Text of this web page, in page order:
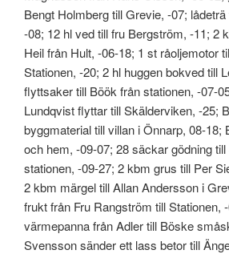
Bengt Holmberg till Grevie, -07;
-08; 12 hl ved till fru Bergström, -11; 2
Heil från Hult, -06-18; 1 st råoljemotor
Stationen, -20; 2 hl huggen bokved till
flyttsaker till Böök från stationen, -07-
Lundqvist flyttar till Skälderviken, -25;
byggmaterial till villan i Önnarp, 08-18;
och hem, -09-07; 28 säckar gödning
stationen, -09-27; 2 kbm grus till Per
2 kbm märgel till Allan Andersson i
frukt från Fru Rangström till Stationen,
värmepanna från Adler till Böske
Svensson sänder ett lass betor till